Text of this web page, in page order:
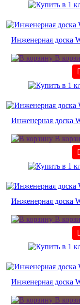
Инженерная доска
В
Инженерная доска
В
Инженерная доска
В
Инженерная доска
В